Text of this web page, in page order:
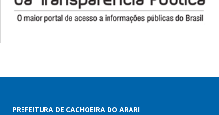
PREFEITURA DE CACHOEIRA DO ARARI